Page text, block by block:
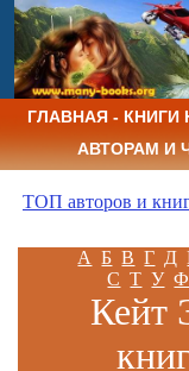
ГЛАВНАЯ - КНИГИ
АВТОРАМ И
ТОП авторов и
А Б В Г Д
С Т У Ф
Кейт